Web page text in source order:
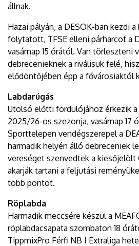
állnak.
Hazai pályán, a DESOK-ban kezdi
folytatott, TFSE elleni párharcot a
vasárnap 15 órától. Van törleszteni
debrecenieknek a riválisuk felé,
elődöntőjében épp a fővárosiaktól
Labdarúgás
Utolsó előtti fordulójához érkezik a
2025/26-os szezonja, vasárnap 17
Sporttelepen vendégszerepel a
harmadik helyén álló debreceniek
vereséget szenvedtek a kiesőjelölt
akarják tartani a feljutási
több pontot.
Röplabda
Harmadik meccsére készül a
röplabdacsapata szombaton 18
TippmixPro Férfi NB I Extraliga